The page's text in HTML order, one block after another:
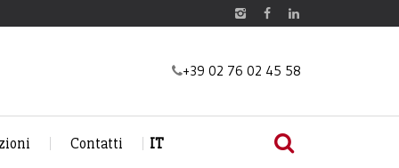
+39 02 76 02 45 58
Contatti IT